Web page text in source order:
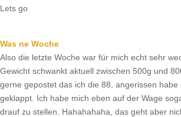
Lets go
Was ne Woche
Also die letzte Woche war für mich echt sehr
Gewicht schwankt aktuell zwischen 500g und
gerne gepostet das ich die 88, angerissen habe
geklappt. Ich habe mich eben auf der Wage
drauf zu stellen. Hahahahaha, das geht aber